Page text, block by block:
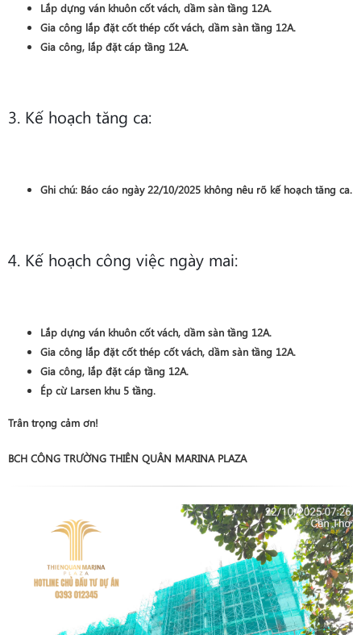
Lắp dựng ván khuôn cốt vách, dầm sàn tầng 12A.
Gia công lắp đặt cốt thép cốt vách, dầm sàn tầng 12A.
Gia công, lắp đặt cáp tầng 12A.
3. Kế hoạch tăng ca:
Ghi chú: Báo cáo ngày 22/10/2025 không nêu rõ kế hoạch tăng ca.
4. Kế hoạch công việc ngày mai:
Lắp dựng ván khuôn cốt vách, dầm sàn tầng 12A.
Gia công lắp đặt cốt thép cốt vách, dầm sàn tầng 12A.
Gia công, lắp đặt cáp tầng 12A.
Ép cừ Larsen khu 5 tầng.
Trân trọng cảm ơn!
BCH CÔNG TRƯỜNG THIÊN QUÂN MARINA PLAZA